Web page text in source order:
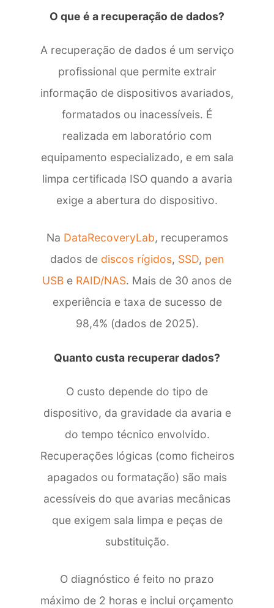
disco
computador
de
que
em
dias
e
100%
recuperação
de
dados.
vivamente!
e
pela
competência,
e
atenção
O que é a recuperação de dados?
A recuperação de dados é um serviço
profissional que permite extrair
informação de dispositivos avariados,
formatados ou inacessíveis. É
realizada em laboratório com
equipamento especializado, e em sala
limpa certificada ISO quando a avaria
exige a abertura do dispositivo.
Na DataRecoveryLab, recuperamos
dados de discos rígidos, SSD, pen
USB e RAID/NAS. Mais de 30 anos de
experiência e taxa de sucesso de
98,4% (dados de 2025).
Quanto custa recuperar dados?
O custo depende do tipo de
dispositivo, da gravidade da avaria e
do tempo técnico envolvido.
Recuperações lógicas (como ficheiros
apagados ou formatação) são mais
acessíveis do que avarias mecânicas
que exigem sala limpa e peças de
substituição.
O diagnóstico é feito no prazo
máximo de 2 horas e inclui orçamento